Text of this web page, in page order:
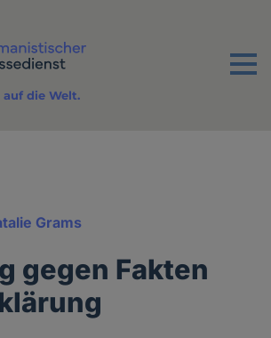
Menu
die Welt.
Grams
gegen Fakten